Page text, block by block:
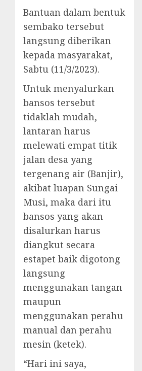
Bantuan dalam bentuk
sembako tersebut
langsung diberikan
kepada masyarakat,
Sabtu (11/3/2023).
Untuk menyalurkan
bansos tersebut
tidaklah mudah,
lantaran harus
melewati empat titik
jalan desa yang
tergenang air (Banjir),
akibat luapan Sungai
Musi, maka dari itu
bansos yang akan
disalurkan harus
diangkut secara
estapet baik digotong
langsung
menggunakan tangan
maupun
menggunakan perahu
manual dan perahu
mesin (ketek).
“Hari ini saya,